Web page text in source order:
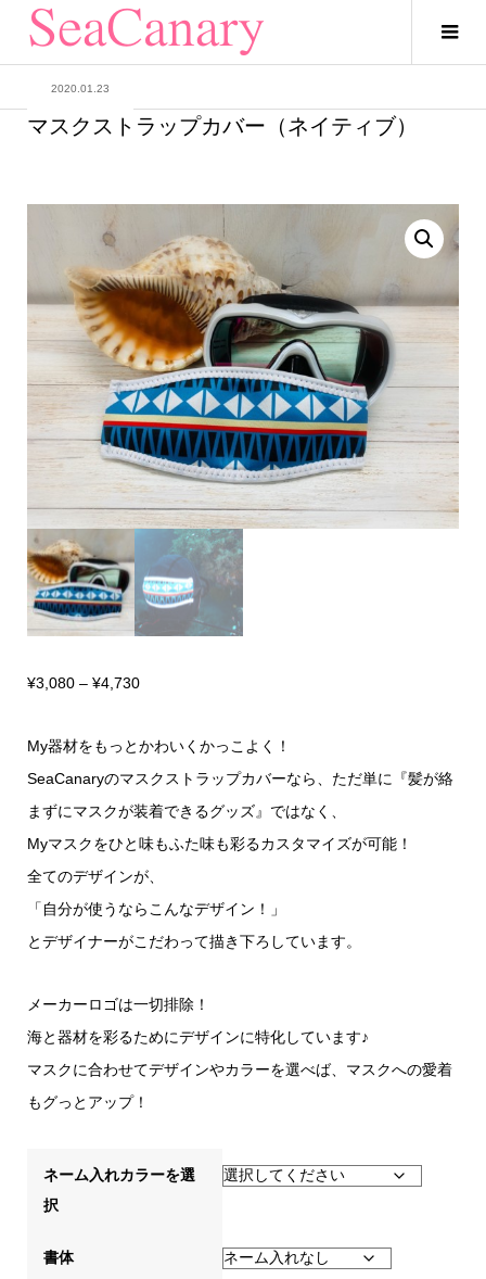
2020.01.23
マスクストラップカバー（ネイティブ）
¥3,080 – ¥4,730価
帯:
¥3,080
–
¥4,730
My器材をもっとかわいくかっこよく！
SeaCanaryのマスクストラップカバーなら、ただ単に『髪が絡
まずにマスクが装着できるグッズ』ではなく、
Myマスクをひと味もふた味も彩るカスタマイズが可能！
全てのデザインが、
「自分が使うならこんなデザイン！」
とデザイナーがこだわって描き下ろしています。
メーカーロゴは一切排除！
海と器材を彩るためにデザインに特化しています♪
マスクに合わせてデザインやカラーを選べば、マスクへの愛着
もグっとアップ！
ネーム入れカラーを選
択
書体